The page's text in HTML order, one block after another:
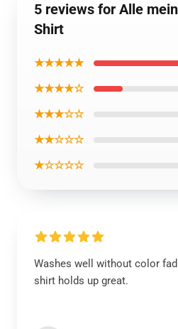
5 reviews for Alle
Shirt
★★★★★
★★★★☆
★★★☆☆
★★☆☆☆
★☆☆☆☆
Washes well without color
shirt holds up great.